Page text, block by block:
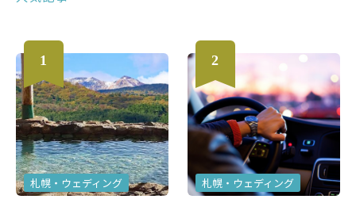
札幌・ウェディング 札幌・ウェディング